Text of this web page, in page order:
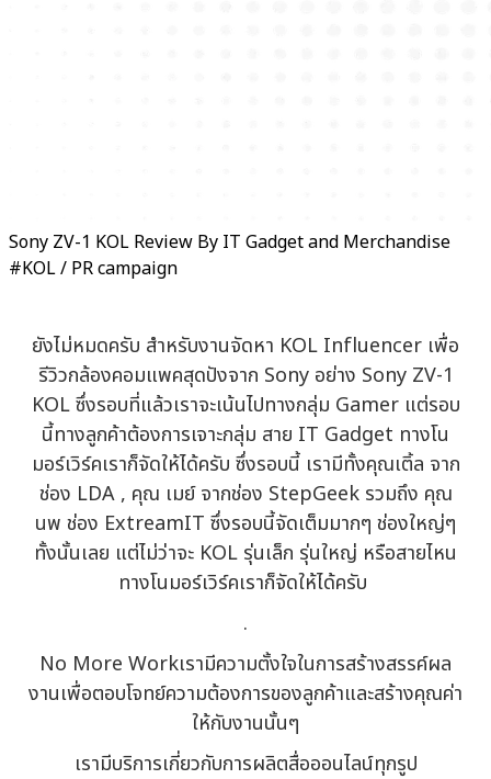
Sony ZV-1 KOL Review By IT Gadget and Merchandise
#KOL / PR campaign
ยังไม่หมดครับ สำหรับงานจัดหา KOL Influencer เพื่อ
รีวิวกล้องคอมแพคสุดปังจาก Sony อย่าง Sony ZV-1
KOL ซึ่งรอบที่แล้วเราจะเน้นไปทางกลุ่ม Gamer แต่รอบ
นี้ทางลูกค้าต้องการเจาะกลุ่ม สาย IT Gadget ทางโน
มอร์เวิร์คเราก็จัดให้ได้ครับ ซึ่งรอบนี้ เรามีทั้งคุณเติ้ล จาก
ช่อง LDA , คุณ เมย์ จากช่อง StepGeek รวมถึง คุณ
นพ ช่อง ExtreamIT ซึ่งรอบนี้จัดเต็มมากๆ ช่องใหญ่ๆ
ทั้งนั้นเลย แต่ไม่ว่าจะ KOL รุ่นเล็ก รุ่นใหญ่ หรือสายไหน
ทางโนมอร์เวิร์คเราก็จัดให้ได้ครับ
.
No More Workเรามีความตั้งใจในการสร้างสรรค์ผล
งานเพื่อตอบโจทย์ความต้องการของลูกค้าและสร้างคุณค่า
ให้กับงานนั้นๆ
เรามีบริการเกี่ยวกับการผลิตสื่อออนไลน์ทุกรูป